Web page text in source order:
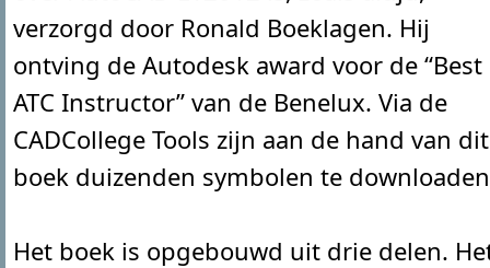
verzorgd door Ronald Boeklagen. Hij
ontving de Autodesk award voor de “Best
ATC Instructor” van de Benelux. Via de
CADCollege Tools zijn aan de hand van dit
boek duizenden symbolen te
Het boek is opgebouwd uit drie delen.